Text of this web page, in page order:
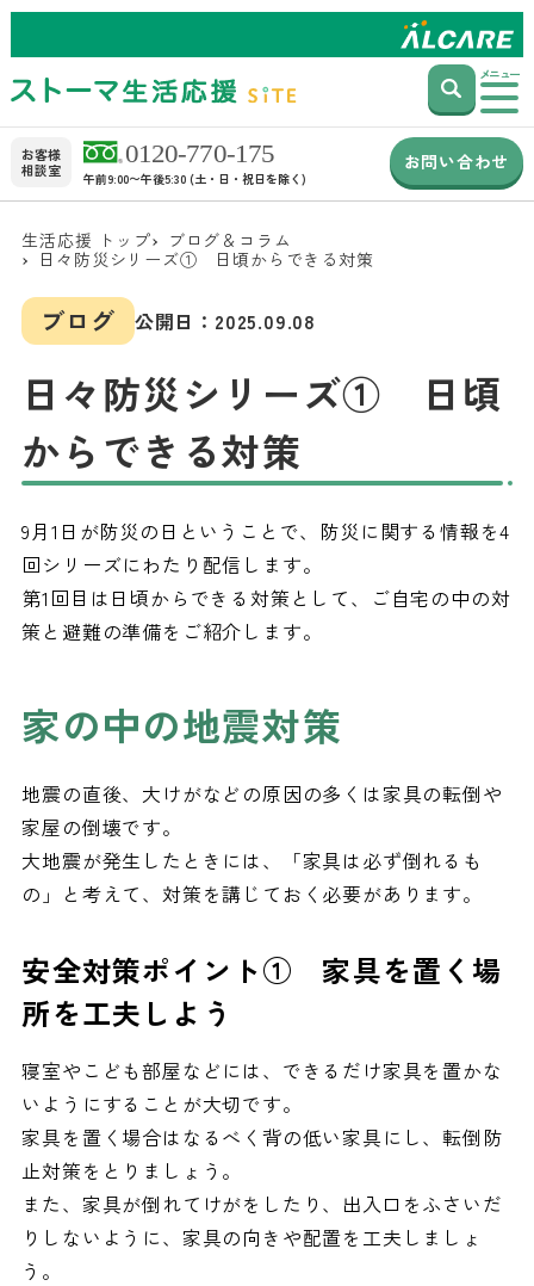
メニュー
お客様
相談室
午前9:00〜午後5:30 (土・日・祝日を除く)
お問い合わせ
生活応援 トップ
ブログ＆コラム
日々防災シリーズ① 日頃からできる対策
ブログ 公開日： 2025.09.08
日々防災シリーズ① 日頃
からできる対策
9月1日が防災の日ということで、防災に関する情報を4
回シリーズにわたり配信します。
第1回目は日頃からできる対策として、ご自宅の中の対
策と避難の準備をご紹介します。
家の中の地震対策
地震の直後、大けがなどの原因の多くは家具の転倒や
家屋の倒壊です。
大地震が発生したときには、「家具は必ず倒れるも
の」と考えて、対策を講じておく必要があります。
安全対策ポイント① 家具を置く場
所を工夫しよう
寝室やこども部屋などには、できるだけ家具を置かな
いようにすることが大切です。
家具を置く場合はなるべく背の低い家具にし、転倒防
止対策をとりましょう。
また、家具が倒れてけがをしたり、出入口をふさいだ
りしないように、家具の向きや配置を工夫しましょ
う。